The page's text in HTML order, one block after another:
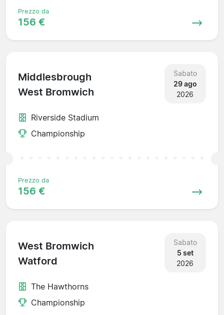
Prezzo da
156 €
Middlesbrough
West Bromwich
Sabato
29 ago
2026
Riverside Stadium
Championship
Prezzo da
156 €
West Bromwich
Watford
Sabato
5 set
2026
The Hawthorns
Championship